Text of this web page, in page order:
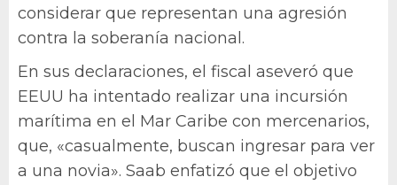
considerar que representan una agresión
contra la soberanía nacional.
En sus declaraciones, el fiscal aseveró que
EEUU ha intentado realizar una incursión
marítima en el Mar Caribe con mercenarios,
que, «casualmente, buscan ingresar para ver
a una novia». Saab enfatizó que el objetivo